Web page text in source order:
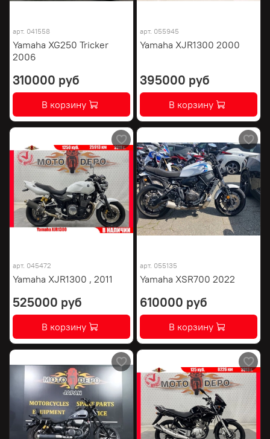
арт. 041558
Yamaha XG250 Tricker
2006
310000 руб
В корзину
арт. 055945
Yamaha XJR1300 2000
395000 руб
В корзину
арт. 045472
Yamaha XJR1300 , 2011
525000 руб
В корзину
арт. 055135
Yamaha XSR700 2022
610000 руб
В корзину